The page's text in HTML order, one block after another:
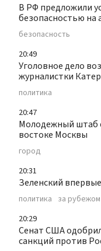
В РФ предложили
безопасностью на
безопасность
20:49
Уголовное дело
журналистки
политика
20:47
Молодежный штаб
востоке Москвы
город
20:31
Зеленский
политика за рубежом
20:29
Сенат США
санкций против